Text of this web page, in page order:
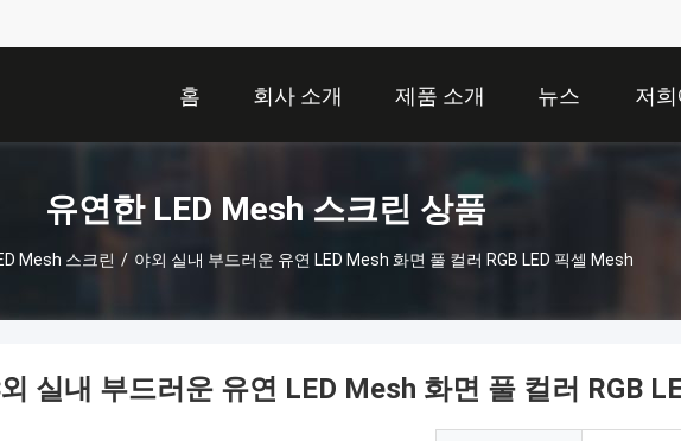
홈 회사 소개 제품 소개 뉴스 저
유연한 LED Mesh 스크린 상품
Mesh 스크린 / 야외 실내 부드러운 유연 LED Mesh 화면 풀 컬러 RGB LED 픽셀 Mesh
실내 부드러운 유연 LED Mesh 화면 풀 컬러 RGB